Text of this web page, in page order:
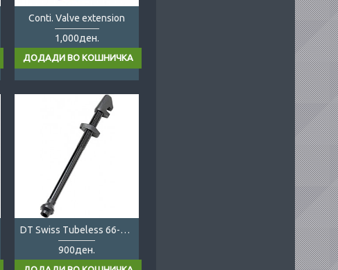
Conti. Valve extension
1,000ден.
DT Swiss Tubeless 66-80mm
900ден.